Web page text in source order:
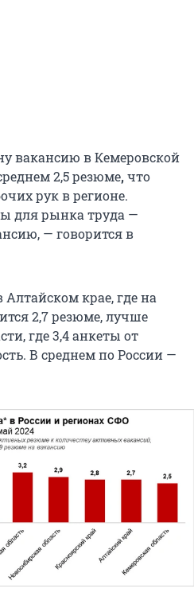
вакансию в Кемеровской
2,5 резюме,что
рук в регионе.
для рынка труда —
— говорится в
крае, где на
2,7 резюме, лучше
где 3,4 анкеты от
В среднем по России —